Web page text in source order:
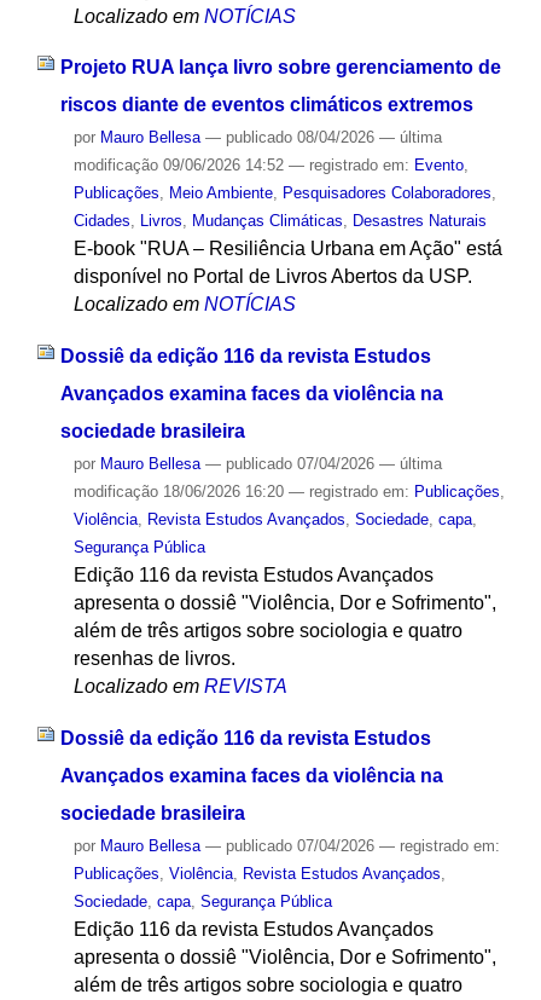
Localizado em NOTÍCIAS
Projeto RUA lança livro sobre gerenciamento de
riscos diante de eventos climáticos extremos
por Mauro Bellesa — publicado08/04/2026 — última
modificação09/06/2026 14:52 — registrado em: Evento,
Publicações, Meio Ambiente, Pesquisadores Colaboradores,
Cidades, Livros, Mudanças Climáticas, Desastres Naturais
E-book "RUA – Resiliência Urbana em Ação" está
disponível no Portal de Livros Abertos da USP.
Localizado em NOTÍCIAS
Dossiê da edição 116 da revista Estudos
Avançados examina faces da violência na
sociedade brasileira
por Mauro Bellesa — publicado07/04/2026 — última
modificação18/06/2026 16:20 — registrado em: Publicações,
Violência, Revista Estudos Avançados, Sociedade, capa,
Segurança Pública
Edição 116 da revista Estudos Avançados
apresenta o dossiê "Violência, Dor e Sofrimento",
além de três artigos sobre sociologia e quatro
resenhas de livros.
Localizado em REVISTA
Dossiê da edição 116 da revista Estudos
Avançados examina faces da violência na
sociedade brasileira
por Mauro Bellesa — publicado07/04/2026 — registrado em:
Publicações Violência, Revista Estudos Avançados
Sociedade, capa, Segurança Pública
Edição 116 da revista Estudos Avançados
apresenta o dossiê "Violência, Dor e Sofrimento",
além de três artigos sobre sociologia e quatro